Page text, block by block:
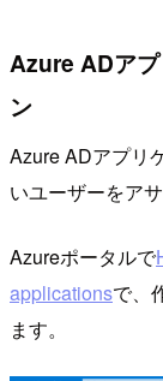
Azure ADアプ
ン
Azure ADアプリ
いユーザーをア
Azureポータルで
applicationsで、
ます。